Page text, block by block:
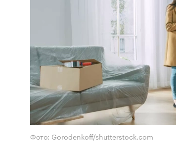
Фото: Gorodenkoff/shutterstock.com